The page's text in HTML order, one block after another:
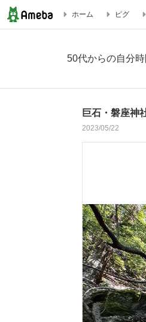
巨石・磐座神社巡りリトリート
ホーム ピグ
50代からの自分時
巨石・磐座神
2023/05/22